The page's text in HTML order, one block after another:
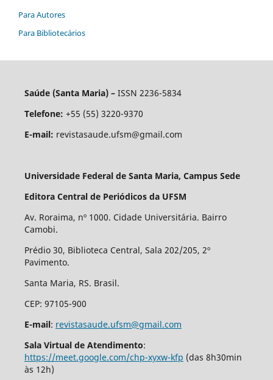
Para Autores
Para Bibliotecários
Saúde (Santa Maria) – ISSN 2236-5834
Telefone: +55 (55) 3220-9370
E-mail: revistasaude.ufsm@gmail.com
Universidade Federal de Santa Maria, Campus Sede
Editora Central de Periódicos da UFSM
Av. Roraima, nº 1000. Cidade Universitária. Bairro
Camobi.
Prédio 30, Biblioteca Central, Sala 202/205, 2º
Pavimento.
Santa Maria, RS. Brasil.
CEP: 97105-900
E-mail: revistasaude.ufsm@gmail.com
Sala Virtual de Atendimento:
https://meet.google.com/chp-xyxw-kfp (das 8h30min
às 12h)